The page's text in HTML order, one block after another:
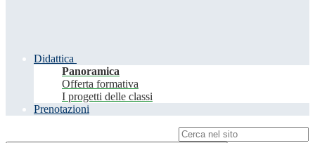
Didattica
Panoramica
Offerta formativa
I progetti delle classi
Prenotazioni